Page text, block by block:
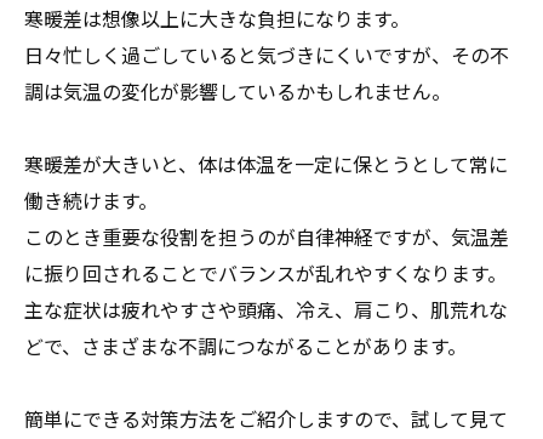
寒暖差は想像以上に大きな負担になります。
日々忙しく過ごしていると気づきにくいですが、その不
調は気温の変化が影響しているかもしれません。
寒暖差が大きいと、体は体温を一定に保とうとして常に
働き続けます。
このとき重要な役割を担うのが自律神経ですが、気温差
に振り回されることでバランスが乱れやすくなります。
主な症状は疲れやすさや頭痛、冷え、肩こり、肌荒れな
どで、さまざまな不調につながることがあります。
簡単にできる対策方法をご紹介しますので、試して見て